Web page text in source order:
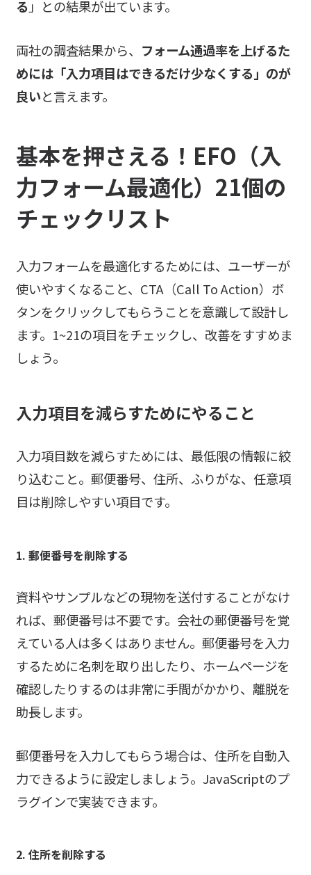
る 」との結果が出ています。
両社の調査結果から、 フォーム通過率を上げるた
めには「入力項目はできるだけ少なくする」のが
良いと言えます。
基本を押さえる！EFO（入
力フォーム最適化）21個の
チェックリスト
入力フォームを最適化するためには、ユーザーが
使いやすくなること、CTA（Call To Action）ボ
タンをクリックしてもらうことを意識して設計し
ます。1~21の項目をチェックし、改善をすすめま
しょう。
入力項目を減らすためにやること
入力項目数を減らすためには、最低限の情報に絞
り込むこと。郵便番号、住所、ふりがな、任意項
目は削除しやすい項目です。
1. 郵便番号を削除する
資料やサンプルなどの現物を送付することがなけ
れば、郵便番号は不要です。会社の郵便番号を覚
えている人は多くはありません。郵便番号を入力
するために名刺を取り出したり、ホームページを
確認したりするのは非常に手間がかかり、離脱を
助長します。
郵便番号を入力してもらう場合は、住所を自動入
力できるように設定しましょう。JavaScriptのプ
ラグインで実装できます。
2. 住所を削除する